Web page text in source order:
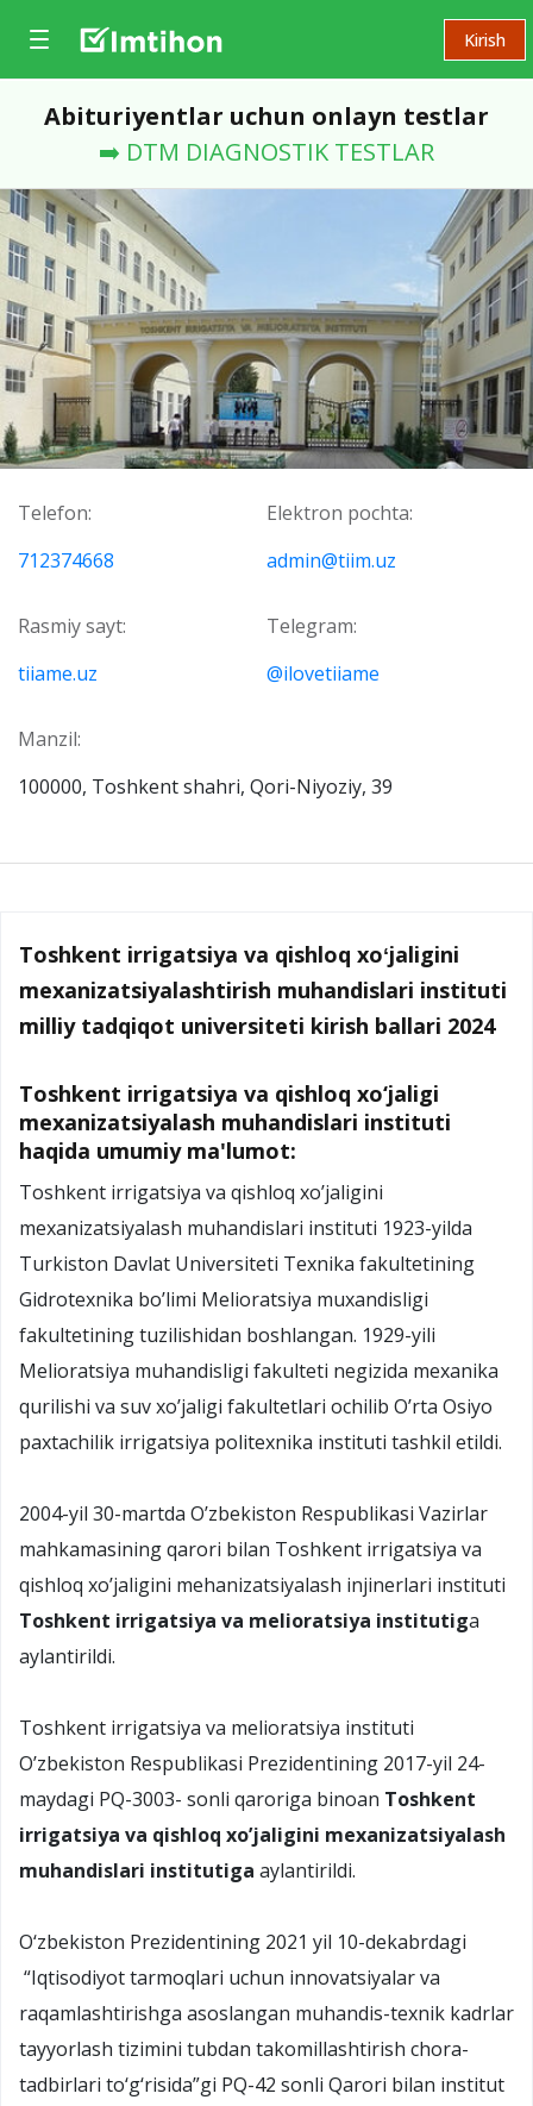
Kirish
Abituriyentlar uchun onlayn testlar
➡️ DTM DIAGNOSTIK TESTLAR
Telefon:
712374668
Elektron pochta:
admin@tiim.uz
Rasmiy sayt:
tiiame.uz
Telegram:
@ilovetiiame
Manzil:
100000, Toshkent shahri, Qori-Niyoziy, 39
Toshkent irrigatsiya va qishloq xoʻjaligini
mexanizatsiyalashtirish muhandislari instituti
milliy tadqiqot universiteti kirish ballari 2024
Toshkent irrigatsiya va qishloq xo‘jaligi
mexanizatsiyalash muhandislari instituti
haqida umumiy ma'lumot:
Toshkent irrigatsiya va qishloq xo’jaligini
mexanizatsiyalash muhandislari instituti 1923-yilda
Turkiston Davlat Universiteti Texnika fakultetining
Gidrotexnika bo’limi Melioratsiya muxandisligi
fakultetining tuzilishidan boshlangan. 1929-yili
Melioratsiya muhandisligi fakulteti negizida mexanika
qurilishi va suv xo’jaligi fakultetlari ochilib O’rta Osiyo
paxtachilik irrigatsiya politexnika instituti tashkil etildi.
2004-yil 30-martda O’zbekiston Respublikasi Vazirlar
mahkamasining qarori bilan Toshkent irrigatsiya va
qishloq xo’jaligini mehanizatsiyalash injinerlari instituti
Toshkent irrigatsiya va melioratsiya institutiga
aylantirildi.
Toshkent irrigatsiya va melioratsiya instituti
O’zbekiston Respublikasi Prezidentining 2017-yil 24-
maydagi PQ-3003- sonli qaroriga binoan Toshkent
irrigatsiya va qishloq xo’jaligini mexanizatsiyalash
muhandislari institutiga aylantirildi.
O‘zbekiston Prezidentining 2021 yil 10-dekabrdagi
“Iqtisodiyot tarmoqlari uchun innovatsiyalar va
raqamlashtirishga asoslangan muhandis-texnik kadrlar
tayyorlash tizimini tubdan takomillashtirish chora-
tadbirlari to‘g‘risida”gi PQ-42 sonli Qarori bilan institut